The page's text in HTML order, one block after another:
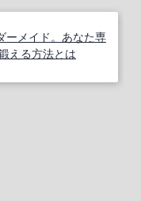
ーメイド。あなた専
える方法とは